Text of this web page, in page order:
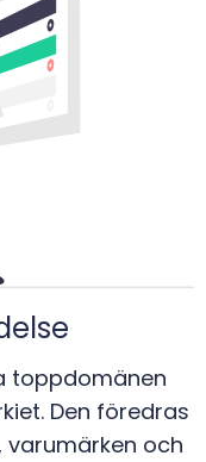
toppdomänen
Den föredras
och